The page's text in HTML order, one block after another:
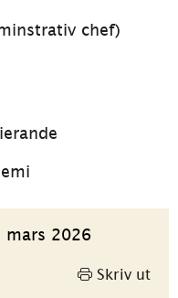
chef)
mars 2026
Skriv ut